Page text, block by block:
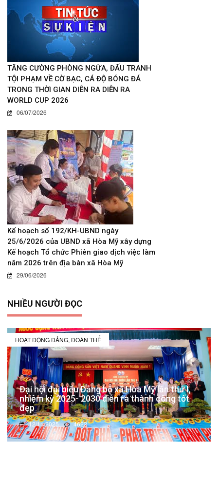
TĂNG CƯỜNG PHÒNG NGỪA, ĐẤU TRANH
TỘI PHẠM VỀ CỜ BẠC, CÁ ĐỘ BÓNG ĐÁ
TRONG THỜI GIAN DIỄN RA DIỄN RA
WORLD CUP 2026
06/07/2026
Kế hoạch số 192/KH-UBND ngày
25/6/2026 của UBND xã Hòa Mỹ xây dựng
Kế hoạch Tổ chức Phiên giao dịch việc làm
năm 2026 trên địa bàn xã Hòa Mỹ
29/06/2026
NHIỀU NGƯỜI ĐỌC
HOẠT ĐỘNG ĐẢNG, ĐOÀN THỂ
Đại hội đại biểu Đảng bộ xã Hòa Mỹ lần thứ I,
nhiệm kỳ 2025- 2030 diễn ra thành công tốt
đẹp
12/11/2025 4622